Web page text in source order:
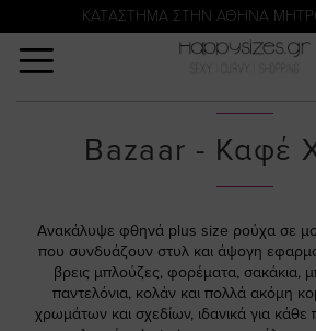
KATΑΣΤΗΜΑ ΣΤΗΝ ΑΘΗΝΑ
Bazaar - Καφέ
Ανακάλυψε φθηνά plus size ρούχα σε
που συνδυάζουν στυλ και άψογη
βρεις μπλούζες, φορέματα, σακάκια,
παντελόνια, κολάν και πολλά ακόμη
χρωμάτων και σχεδίων, ιδανικά για κάθε
Αναζήτηση